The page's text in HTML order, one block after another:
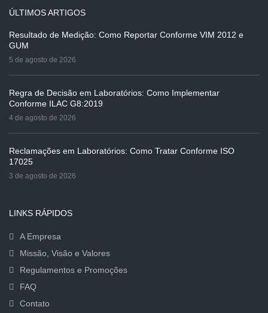
ÚLTIMOS ARTIGOS
Resultado de Medição: Como Reportar Conforme VIM 2012 e
GUM
5 de agosto de 2026
Regra de Decisão em Laboratórios: Como Implementar
Conforme ILAC G8:2019
4 de agosto de 2026
Reclamações em Laboratórios: Como Tratar Conforme ISO
17025
3 de agosto de 2026
LINKS RÁPIDOS
A Empresa
Missão, Visão e Valores
Regulamentos e Promoções
FAQ
Contato